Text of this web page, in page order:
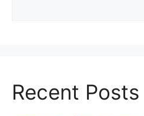
Recent Posts